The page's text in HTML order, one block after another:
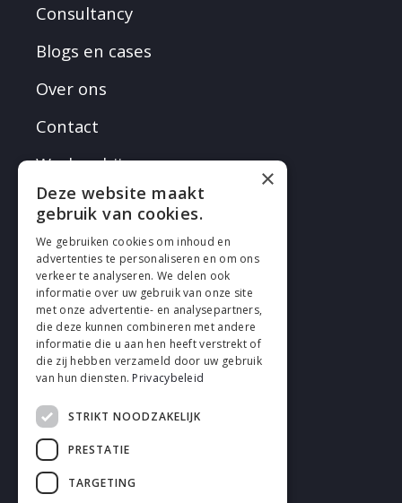
Consultancy
Blogs en cases
Over ons
Contact
Werken bij
VOLG EN
Cookies
Privacy
Disclaimer
×
Deze website maakt
gebruik van cookies.
We gebruiken cookies om inhoud en
advertenties te personaliseren en om ons
verkeer te analyseren. We delen ook
informatie over uw gebruik van onze site
met onze advertentie- en analysepartners,
die deze kunnen combineren met andere
informatie die u aan hen heeft verstrekt of
die zij hebben verzameld door uw gebruik
van hun diensten. Privacybeleid
STRIKT NOODZAKELIJK
PRESTATIE
TARGETING